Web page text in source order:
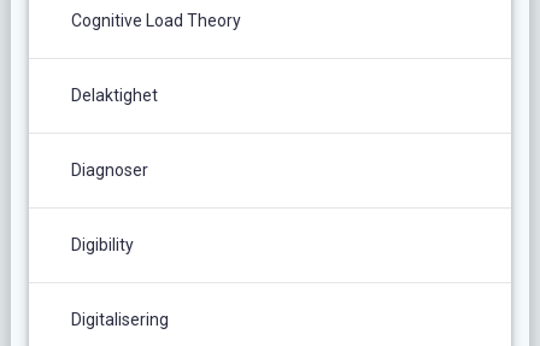
Cognitive Load Theory
Delaktighet
Diagnoser
Digibility
Digitalisering